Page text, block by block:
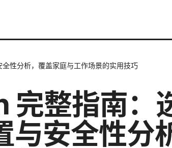
性分析，覆盖家庭与工作场景的实用技巧
整指南：
与安全性分